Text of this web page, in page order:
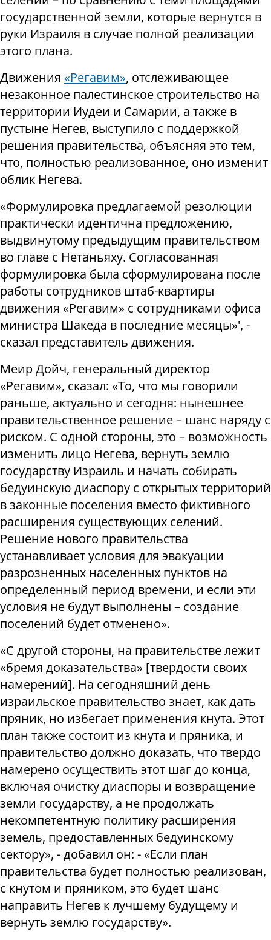
государственной земли, которые вернутся в
руки Израиля в случае полной реализации
этого плана.
Движения «Регавим», отслеживающее
незаконное палестинское строительство на
территории Иудеи и Самарии, а также в
пустыне Негев, выступило с поддержкой
решения правительства, объясняя это тем,
что, полностью реализованное, оно изменит
облик Негева.
«Формулировка предлагаемой резолюции
практически идентична предложению,
выдвинутому предыдущим правительством
во главе с Нетаньяху. Согласованная
формулировка была сформулирована после
работы сотрудников штаб-квартиры
движения «Регавим» с сотрудниками офиса
министра Шакеда в последние месяцы»', -
сказал представитель движения.
Меир Дойч, генеральный директор
«Регавим», сказал: «То, что мы говорили
раньше, актуально и сегодня: нынешнее
правительственное решение – шанс наряду с
риском. С одной стороны, это – возможность
изменить лицо Негева, вернуть землю
государству Израиль и начать собирать
бедуинскую диаспору с открытых территорий
в законные поселения вместо фиктивного
расширения существующих селений.
Решение нового правительства
устанавливает условия для эвакуации
разрозненных населенных пунктов на
определенный период времени, и если эти
условия не будут выполнены – создание
поселений будет отменено».
«С другой стороны, на правительстве лежит
«бремя доказательства» [твердости своих
намерений]. На сегодняшний день
израильское правительство знает, как дать
пряник, но избегает применения кнута. Этот
план также состоит из кнута и пряника, и
правительство должно доказать, что твердо
намерено осуществить этот шаг до конца,
включая очистку диаспоры и возвращение
земли государству, а не продолжать
некомпетентную политику расширения
земель, предоставленных бедуинскому
сектору», - добавил он: - «Если план
правительства будет полностью реализован,
с кнутом и пряником, это будет шанс
направить Негев к лучшему будущему и
вернуть землю государству».